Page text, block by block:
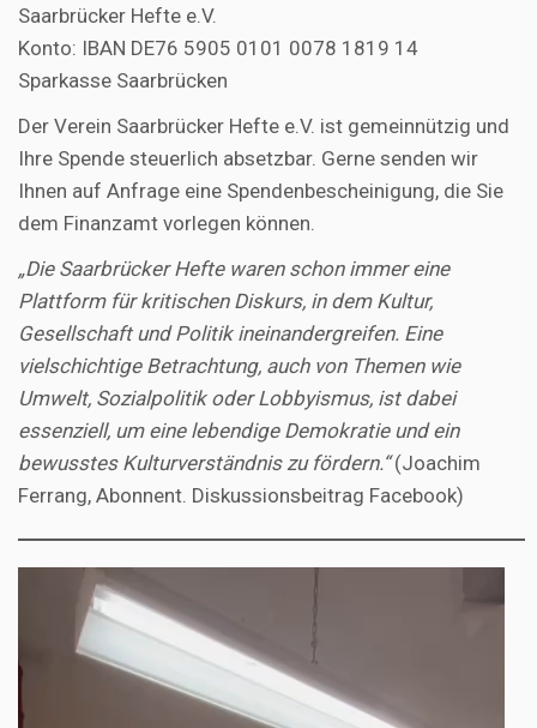
Saarbrücker Hefte e.V.
Konto: IBAN DE76 5905 0101 0078 1819 14
Sparkasse Saarbrücken
Der Verein Saarbrücker Hefte e.V. ist gemeinnützig und
Ihre Spende steuerlich absetzbar. Gerne senden wir
Ihnen auf Anfrage eine Spendenbescheinigung, die Sie
dem Finanzamt vorlegen können.
„Die Saarbrücker Hefte waren schon immer eine
Plattform für kritischen Diskurs, in dem Kultur,
Gesellschaft und Politik ineinandergreifen. Eine
vielschichtige Betrachtung, auch von Themen wie
Umwelt, Sozialpolitik oder Lobbyismus, ist dabei
essenziell, um eine lebendige Demokratie und ein
bewusstes Kulturverständnis zu fördern.“(Joachim
Ferrang, Abonnent. Diskussionsbeitrag Facebook)